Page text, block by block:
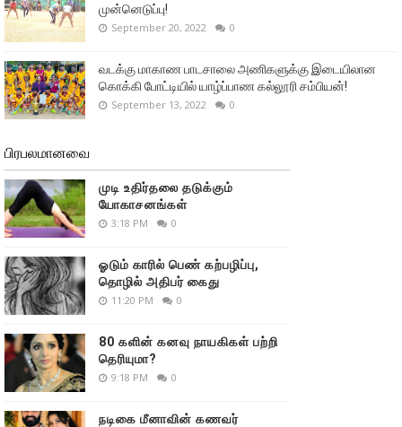
முன்னெடுப்பு!
September 20, 2022 0
வடக்கு மாகாண பாடசாலை அணிகளுக்கு இடையிலான
கொக்கி போட்டியில் யாழ்ப்பாண கல்லூரி சம்பியன்!
September 13, 2022 0
பிரபலமானவை
முடி உதிர்தலை தடுக்கும்
யோகாசனங்கள்
3:18 PM 0
ஓடும் காரில் பெண் கற்பழிப்பு,
தொழில் அதிபர் கைது
11:20 PM 0
80 களின் கனவு நாயகிகள் பற்றி
தெரியுமா?
9:18 PM 0
நடிகை மீனாவின் கணவர்